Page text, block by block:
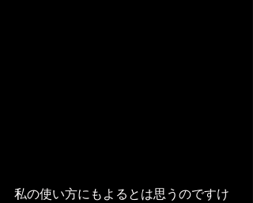
私の使い方にもよるとは思うのですけ